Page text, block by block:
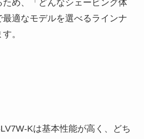
め、「どんなシェービング体
適なモデルを選べるラインナ
。
Kは基本性能が高く、どち